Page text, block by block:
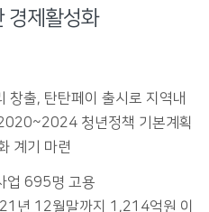
경제활성화
창출, 탄탄페이 출시로 지역내
청년정책 기본계획
계기 마련
업 695명 고용
년 12월말까지 1,214억원 이